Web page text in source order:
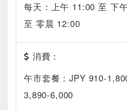
每天：上午 11:00 至 下
至 零晨 12:00
消費：
午市套餐：JPY 910-
3,890-6,000